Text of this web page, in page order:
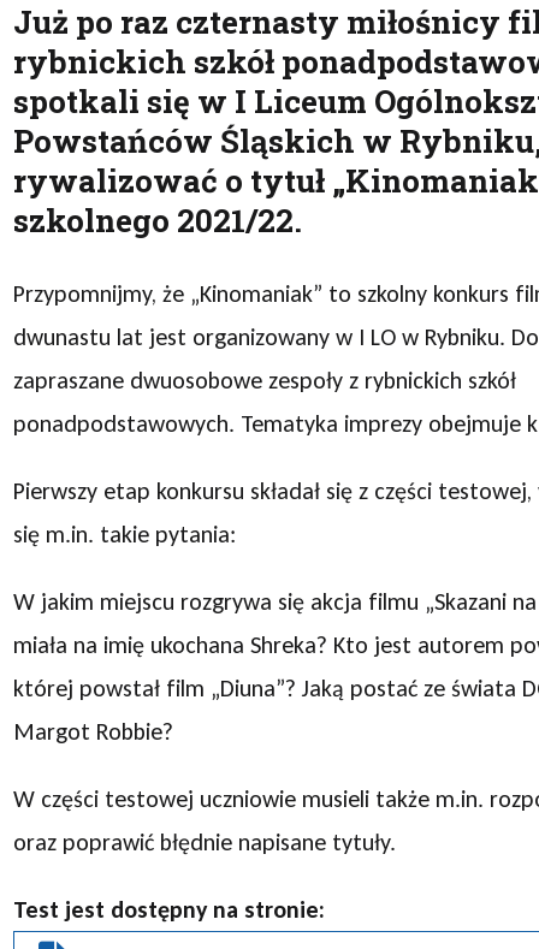
Już po raz czternasty miłośnicy
rybnickich szkół
spotkali się w I Liceum
Powstańców Śląskich w
rywalizować o tytuł
szkolnego 2021/22.
Przypomnijmy, że „Kinomaniak” to szkolny konkurs
dwunastu lat jest organizowany w I LO w Rybniku.
zapraszane dwuosobowe zespoły z rybnickich szkół
ponadpodstawowych. Tematyka imprezy obejmuje
Pierwszy etap konkursu składał się z części
się m.in. takie pytania:
W jakim miejscu rozgrywa się akcja filmu „Skazani na
miała na imię ukochana Shreka? Kto jest autorem
której powstał film „Diuna”? Jaką postać ze świata
Margot Robbie?
W części testowej uczniowie musieli także m.in.
oraz poprawić błędnie napisane tytuły.
Test jest dostępny na stronie: